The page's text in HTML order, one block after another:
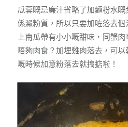
瓜蓉嘅忌廉汁省略了加麵粉水
係澱粉質，所以只要加咗落去
上南瓜帶有小小嘅甜味，同蟹
唔夠肉食？加埋雞肉落去，可
嘅時候加意粉落去就搞掂啦！